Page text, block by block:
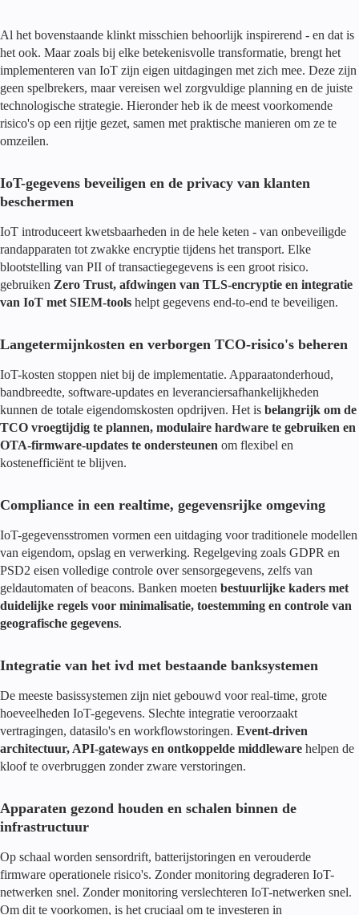
Al het bovenstaande klinkt misschien behoorlijk inspirerend - en dat is
het ook. Maar zoals bij elke betekenisvolle transformatie, brengt het
implementeren van IoT zijn eigen uitdagingen met zich mee. Deze zijn
geen spelbrekers, maar vereisen wel zorgvuldige planning en de juiste
technologische strategie. Hieronder heb ik de meest voorkomende
risico's op een rijtje gezet, samen met praktische manieren om ze te
omzeilen.
IoT-gegevens beveiligen en de privacy van klanten
beschermen
IoT introduceert kwetsbaarheden in de hele keten - van onbeveiligde
randapparaten tot zwakke encryptie tijdens het transport. Elke
blootstelling van PII of transactiegegevens is een groot risico.
gebruiken Zero Trust, afdwingen van TLS-encryptie en integratie
van IoT met SIEM-tools helpt gegevens end-to-end te beveiligen.
Langetermijnkosten en verborgen TCO-risico's beheren
IoT-kosten stoppen niet bij de implementatie. Apparaatonderhoud,
bandbreedte, software-updates en leveranciersafhankelijkheden
kunnen de totale eigendomskosten opdrijven. Het is belangrijk om de
TCO vroegtijdig te plannen, modulaire hardware te gebruiken en
OTA-firmware-updates te ondersteunen om flexibel en
kostenefficiënt te blijven.
Compliance in een realtime, gegevensrijke omgeving
IoT-gegevensstromen vormen een uitdaging voor traditionele modellen
van eigendom, opslag en verwerking. Regelgeving zoals GDPR en
PSD2 eisen volledige controle over sensorgegevens, zelfs van
geldautomaten of beacons. Banken moeten bestuurlijke kaders met
duidelijke regels voor minimalisatie, toestemming en controle van
geografische gegevens.
Integratie van het ivd met bestaande banksystemen
De meeste basissystemen zijn niet gebouwd voor real-time, grote
hoeveelheden IoT-gegevens. Slechte integratie veroorzaakt
vertragingen, datasilo's en workflowstoringen. Event-driven
architectuur, API-gateways en ontkoppelde middleware helpen de
kloof te overbruggen zonder zware verstoringen.
Apparaten gezond houden en schalen binnen de
infrastructuur
Op schaal worden sensordrift, batterijstoringen en verouderde
firmware operationele risico's. Zonder monitoring degraderen IoT-
netwerken snel. Zonder monitoring verslechteren IoT-netwerken snel.
Om dit te voorkomen, is het cruciaal om te investeren in